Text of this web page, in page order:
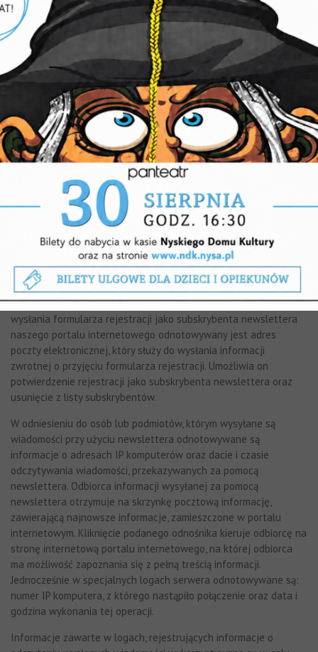
Odnośniki do innych stron
Portal internetowy zawiera odnośniki do innych stron WWW. Nie
możemy ponosić odpowiedzialności za zasady zachowania
prywatności, obowiązujące na tych stronach. Namawiamy, by po
przejściu na inne strony, zapoznać się z polityka prywatności tam
ustaloną. Niniejsza polityka prywatności dotyczy tylko naszego
portalu internetowego.
Newsletter
Wyjątkiem od przedstawionych wyżej zasad jest rejestracja
adresów poczty elektronicznej osób lub podmiotów,
korzystających z udostępnionej usługi przesyłania formularza
rejestracji jako subskrybenta newslettera naszego portalu
internetowego, które wyraziły zgodę na otrzymywanie informacji
drogą elektroniczną od redakcji naszego portalu internetowego.
W odniesieniu do podmiotów i osób, które skorzystały z usługi
wysłania formularza rejestracji jako subskrybenta newslettera
naszego portalu internetowego odnotowywany jest adres
poczty elektronicznej, który służy do wysłania informacji
zwrotnej o przyjęciu formularza rejestracji. Umożliwia on
potwierdzenie rejestracji jako subskrybenta newslettera oraz
usunięcie z listy subskrybentów.
W odniesieniu do osób lub podmiotów, którym wysyłane są
wiadomości przy użyciu newslettera odnotowywane są
informacje o adresach IP komputerów oraz dacie i czasie
odczytywania wiadomości, przekazywanych za pomocą
newslettera. Odbiorca informacji wysyłanej za pomocą
newslettera otrzymuje na skrzynkę pocztową informację,
zawierającą najnowsze informacje, zamieszczone w portalu
internetowym. Kliknięcie podanego odnośnika kieruje odbiorcę na
stronę internetową portalu internetowego, na której odbiorca
ma możliwość zapoznania się z pełną treścią informacji.
Jednocześnie w specjalnych logach serwera odnotowywane są:
numer IP komputera, z którego nastąpiło połączenie oraz data i
godzina wykonania tej operacji.
Informacje zawarte w logach, rejestrujących informacje o